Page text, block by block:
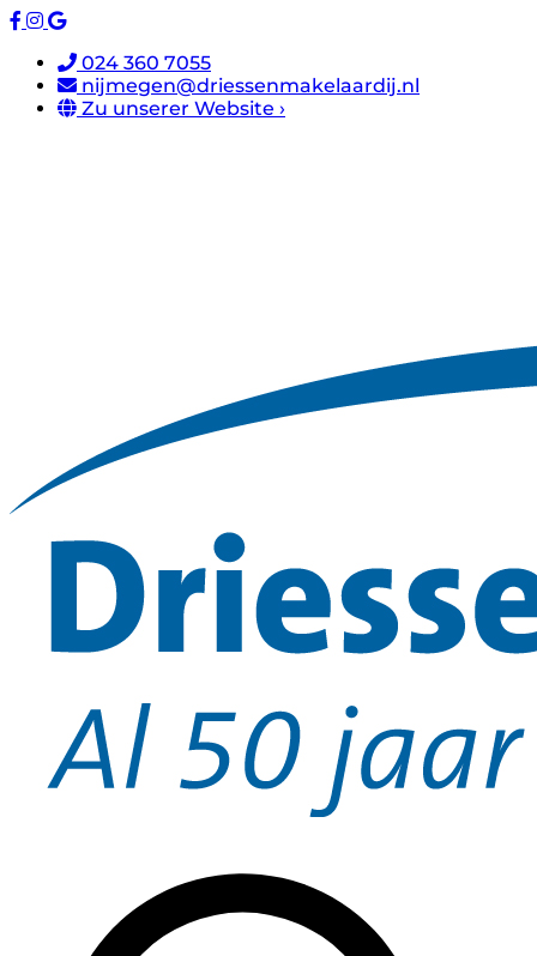
024 360 7055
nijmegen@driessenmakelaardij.nl
Zu unserer Website ›